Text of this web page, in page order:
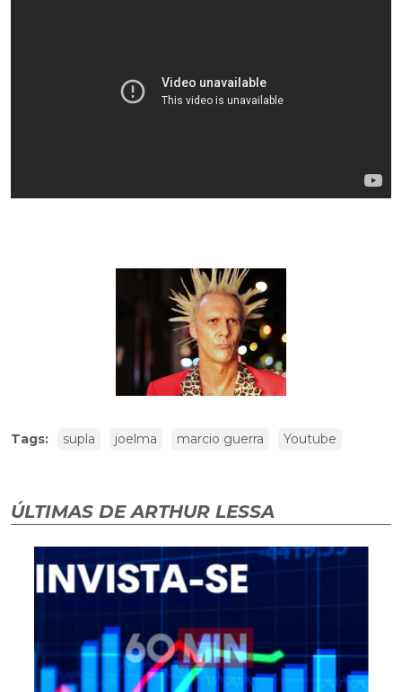
Tags: supla joelma marcio guerra Youtube
ÚLTIMAS DE ARTHUR LESSA